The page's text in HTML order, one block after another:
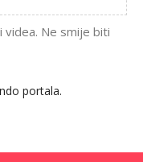
Ne smije biti
portala.